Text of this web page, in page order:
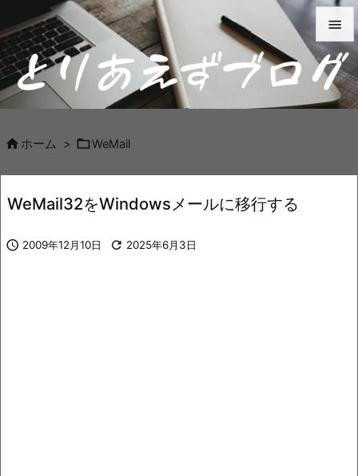


メニュ

 ホーム > WeMail
WeMail32をWindowsメールに移行する
 2009年12月10日  2025年6月3日